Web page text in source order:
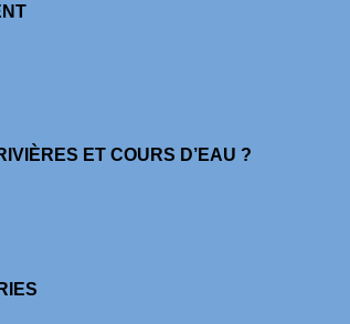
ET COURS D’EAU ?